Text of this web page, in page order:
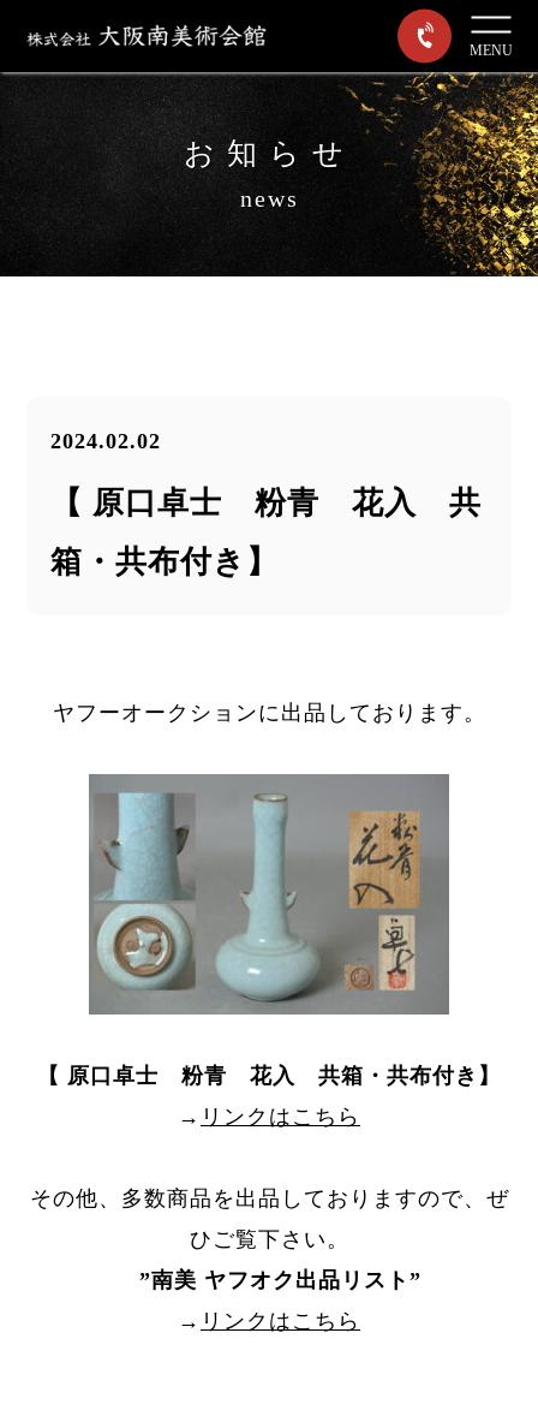
MENU
お知らせ
news
2024.02.02
【 原口卓士 粉青 花入 共
箱・共布付き】
ヤフーオークションに出品しております。
【 原口卓士 粉青 花入 共箱・共布付き】
→ リンクはこちら
その他、多数商品を出品しておりますので、ぜ
ひご覧下さい。
”南美 ヤフオク出品リスト ”
→ リンクはこちら